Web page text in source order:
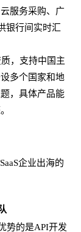
服务采购、广
银行间实时汇
，支持中国主
多个国家和地
，具体产品能
企业出海的
势的是API开发